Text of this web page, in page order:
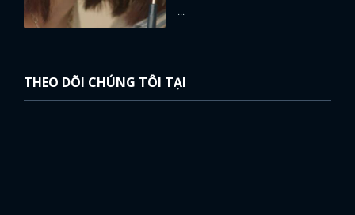
FACEBOOK
...
THEO DÕI CHÚNG TÔI TẠI